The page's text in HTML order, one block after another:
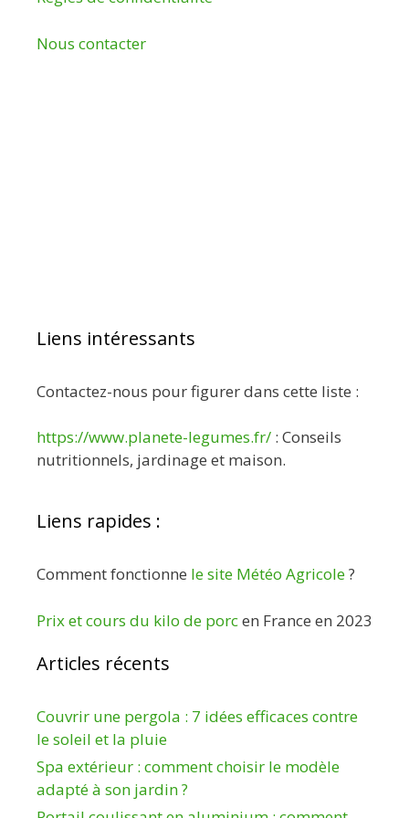
Nous contacter
Liens intéressants
Contactez-nous pour figurer dans cette liste :
https://www.planete-legumes.fr/ : Conseils
nutritionnels, jardinage et maison.
Liens rapides :
Comment fonctionne le site Météo Agricole?
Prix et cours du kilo de porcen France en 2023
Articles récents
Couvrir une pergola : 7 idées efficaces contre
le soleil et la pluie
Spa extérieur : comment choisir le modèle
adapté à son jardin ?